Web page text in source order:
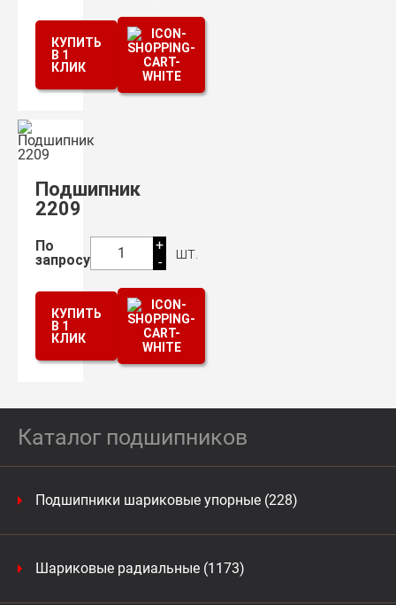
Каталог подшипников
Подшипники шариковые упорные (228)
Шариковые радиальные (1173)
КУПИТЬ
В 1
КЛИК
Подшипник
2209
По
запросу
1
+
-
шт.
КУПИТЬ
В 1
КЛИК